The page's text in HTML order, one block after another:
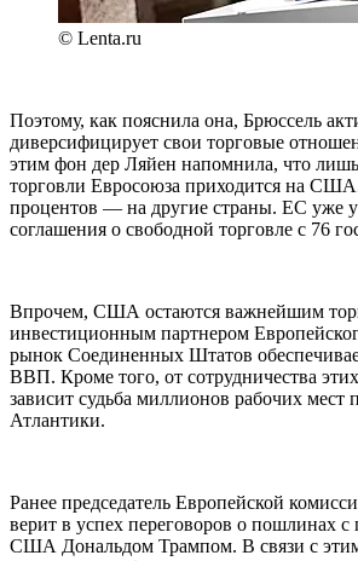
© Lenta.ru
Поэтому, как пояснила она, Брюссель
диверсифицирует свои торговые
этим фон дер Ляйен напомнила, что
торговли Евросоюза приходится на
процентов — на другие страны. ЕС уже
соглашения о свободной торговле с 76
Впрочем, США остаются важнейшим
инвестиционным партнером
рынок Соединенных Штатов
ВВП. Кроме того, от сотрудничества
зависит судьба миллионов рабочих мест
Атлантики.
Ранее председатель Европейской
верит в успех переговоров о пошлинах с
США Дональдом Трампом. В связи с